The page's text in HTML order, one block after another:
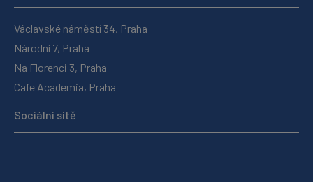
Václavské náměstí 34, Praha
Národní 7, Praha
Na Florenci 3, Praha
Cafe Academia, Praha
Sociální sítě